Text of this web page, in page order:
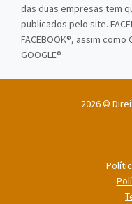
das duas empresas tem
publicados pelo site.
FACEBOOK®, assim
GOOGLE®
2026 ©